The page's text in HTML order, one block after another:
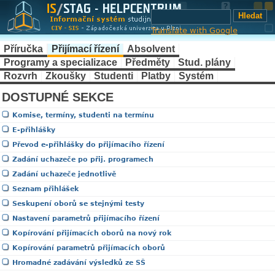
Translate with Google
Příručka Přijímací řízení
Absolvent
Programy a specializace
Předměty
Stud. plány
Rozvrh
Zkoušky Studenti Platby Systém
DOSTUPNÉ SEKCE
Komise, termíny, studenti na termínu
E-přihlášky
Převod e-přihlášky do přijímacího řízení
Zadání uchazeče po přij. programech
Zadání uchazeče jednotlivě
Seznam přihlášek
Seskupení oborů se stejnými testy
Nastavení parametrů přijímacího řízení
Kopírování přijímacích oborů na nový rok
Kopírování parametrů přijímacích oborů
Hromadné zadávání výsledků ze SŠ